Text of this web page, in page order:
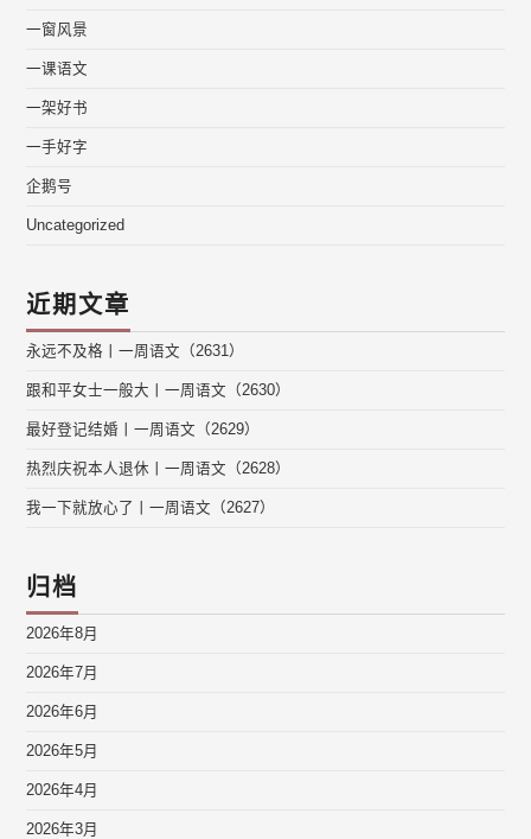
一窗风景
一课语文
一架好书
一手好字
企鹅号
Uncategorized
近期文章
永远不及格丨一周语文（2631）
跟和平女士一般大丨一周语文（2630）
最好登记结婚丨一周语文（2629）
热烈庆祝本人退休丨一周语文（2628）
我一下就放心了丨一周语文（2627）
归档
2026年8月
2026年7月
2026年6月
2026年5月
2026年4月
2026年3月